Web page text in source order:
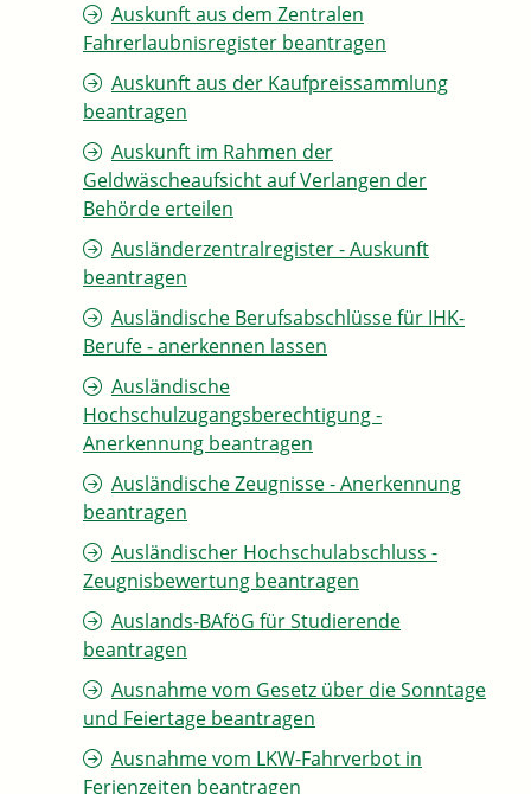
Auskunft aus dem Zentralen
Fahrerlaubnisregister beantragen
Auskunft aus der Kaufpreissammlung
beantragen
Auskunft im Rahmen der
Geldwäscheaufsicht auf Verlangen der
Behörde erteilen
Ausländerzentralregister - Auskunft
beantragen
Ausländische Berufsabschlüsse für IHK-
Berufe - anerkennen lassen
Ausländische
Hochschulzugangsberechtigung -
Anerkennung beantragen
Ausländische Zeugnisse - Anerkennung
beantragen
Ausländischer Hochschulabschluss -
Zeugnisbewertung beantragen
Auslands-BAföG für Studierende
beantragen
Ausnahme vom Gesetz über die Sonntage
und Feiertage beantragen
Ausnahme vom LKW-Fahrverbot in
Ferienzeiten beantragen